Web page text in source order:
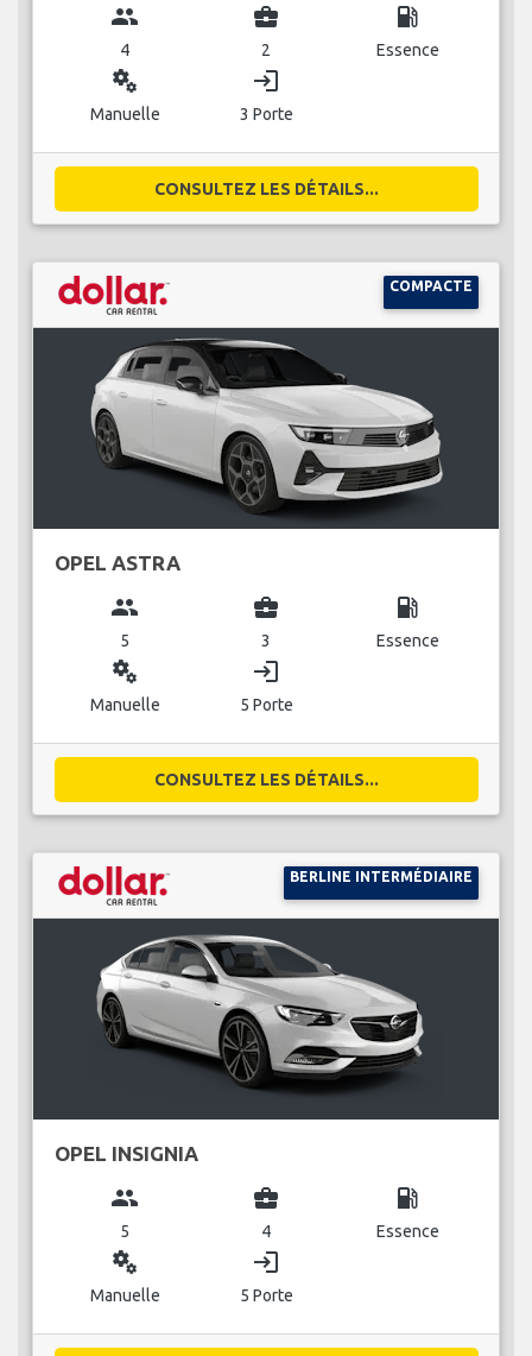
group
4
business_center
2
local_gas_station
Essence
miscellaneous_services
Manuelle
login
3 Porte
CONSULTEZ LES DÉTAILS...
COMPACTE
OPEL ASTRA
group
5
business_center
3
local_gas_station
Essence
miscellaneous_services
Manuelle
login
5 Porte
CONSULTEZ LES DÉTAILS...
BERLINE INTERMÉDIAIRE
OPEL INSIGNIA
group
5
business_center
4
local_gas_station
Essence
miscellaneous_services
Manuelle
login
5 Porte